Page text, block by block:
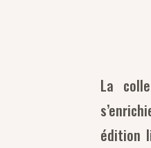
La
édition